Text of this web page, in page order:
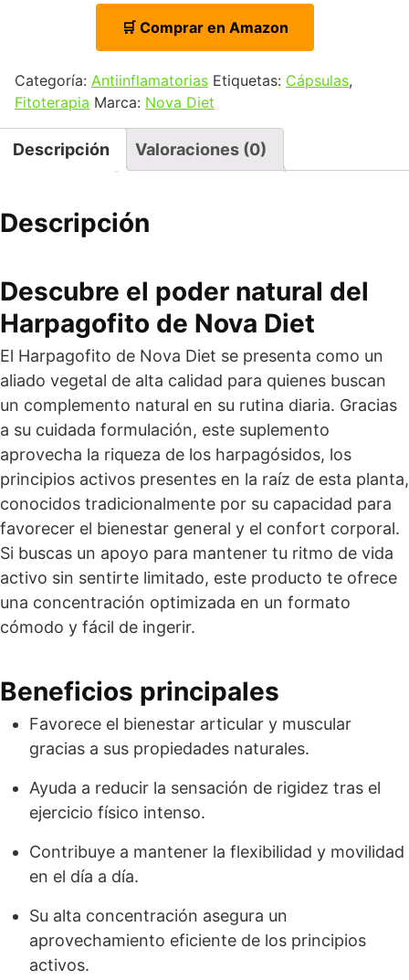
🛒 Comprar en Amazon
Categoría: Antiinflamatorias Etiquetas: Cápsulas,
Fitoterapia Marca: Nova Diet
Descripción Valoraciones (0)
Descripción
Descubre el poder natural del
Harpagofito de Nova Diet
El Harpagofito de Nova Diet se presenta como un
aliado vegetal de alta calidad para quienes buscan
un complemento natural en su rutina diaria. Gracias
a su cuidada formulación, este suplemento
aprovecha la riqueza de los harpagósidos, los
principios activos presentes en la raíz de esta planta,
conocidos tradicionalmente por su capacidad para
favorecer el bienestar general y el confort corporal.
Si buscas un apoyo para mantener tu ritmo de vida
activo sin sentirte limitado, este producto te ofrece
una concentración optimizada en un formato
cómodo y fácil de ingerir.
Beneficios principales
Favorece el bienestar articular y muscular
gracias a sus propiedades naturales.
Ayuda a reducir la sensación de rigidez tras el
ejercicio físico intenso.
Contribuye a mantener la flexibilidad y movilidad
en el día a día.
Su alta concentración asegura un
aprovechamiento eficiente de los principios
activos.